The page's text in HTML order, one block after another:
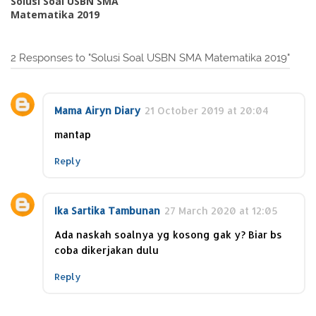
Matematika 2019
2 Responses to "Solusi Soal USBN SMA Matematika 2019"
Mama Airyn Diary 21 October 2019 at 20:04
mantap
Reply
Ika Sartika Tambunan 27 March 2020 at 12:05
Ada naskah soalnya yg kosong gak y? Biar bs
coba dikerjakan dulu
Reply